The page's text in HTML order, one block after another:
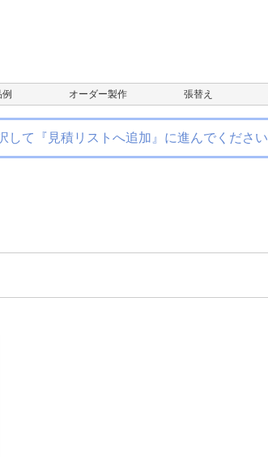
オーダー製作 張替え
して『見積リストへ追加』に進んでください